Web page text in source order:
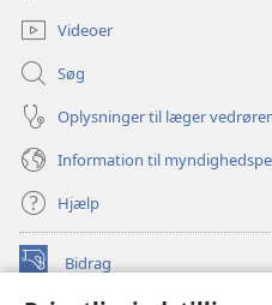
Videoer
Søg
Oplysninger til læger
Information til
Hjælp
Bidrag
(åbner